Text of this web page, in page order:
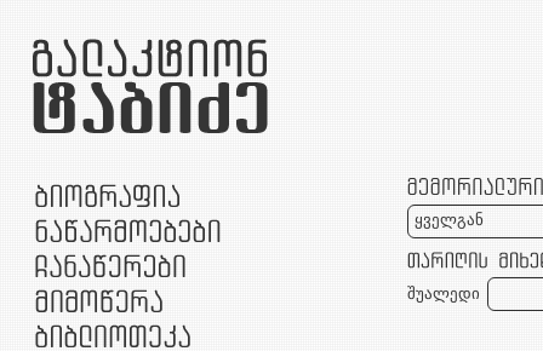
ყველგან
შუალედი